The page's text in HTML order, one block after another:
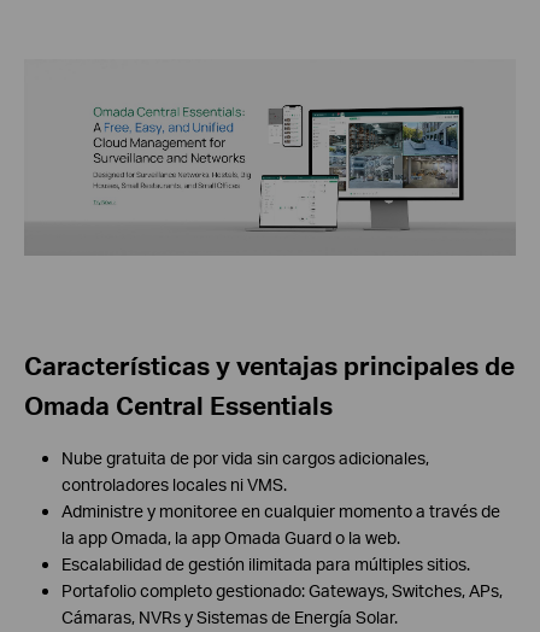
Características y ventajas principales de
Omada Central Essentials
Nube gratuita de por vida sin cargos adicionales,
controladores locales ni VMS.
Administre y monitoree en cualquier momento a través de
la app Omada, la app Omada Guard o la web.
Escalabilidad de gestión ilimitada para múltiples sitios.
Portafolio completo gestionado: Gateways, Switches, APs,
Cámaras, NVRs y Sistemas de Energía Solar.